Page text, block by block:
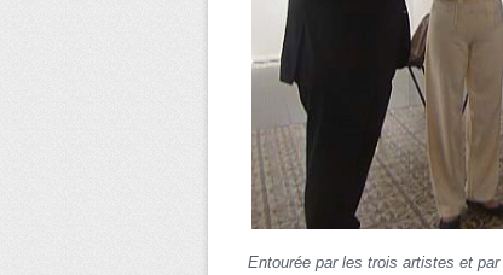
Entourée par les trois artistes et